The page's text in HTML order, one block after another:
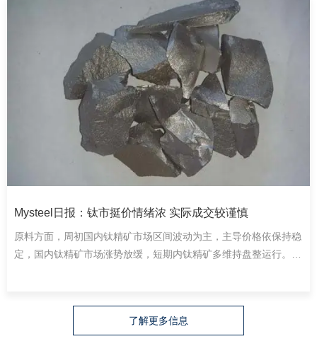
忧。这些担忧可能会使鹿特丹价格在昨日上涨后进一步走高。昨日
俄罗斯和西方品位钛铁价格涨至10.60-11.95美元/公斤，金属铬价
格涨至1.4 - 1.5万美元/吨，钴价涨至35.85-36.40美元/磅。
Mysteel日报：钛市挺价情绪浓 实际成交较谨慎
原料方面，周初国内钛精矿市场区间波动为主，主导价格依保持稳
定，国内钛精矿市场涨势放缓，短期内钛精矿多维持盘整运行。钛
2150元/吨、TiO2≥46%（攀枝花）价格2500-2600元/吨、
TiO2≥47%（攀枝花）价格2650-2750元/吨。
了解更多信息